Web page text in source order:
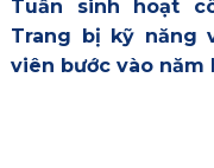
Tuần sinh hoạt
Trang bị kỹ năng
viên bước vào năm